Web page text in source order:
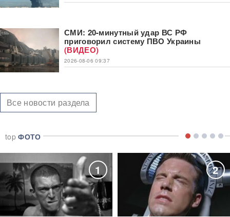
СМИ: 20-минутный удар ВС РФ
приговорил систему ПВО Украины
(ВИДЕО)
2026-08-06 09:37
Все новости раздела
topФОТО
1 2